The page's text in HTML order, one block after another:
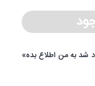
شد به من اطلاع بده»